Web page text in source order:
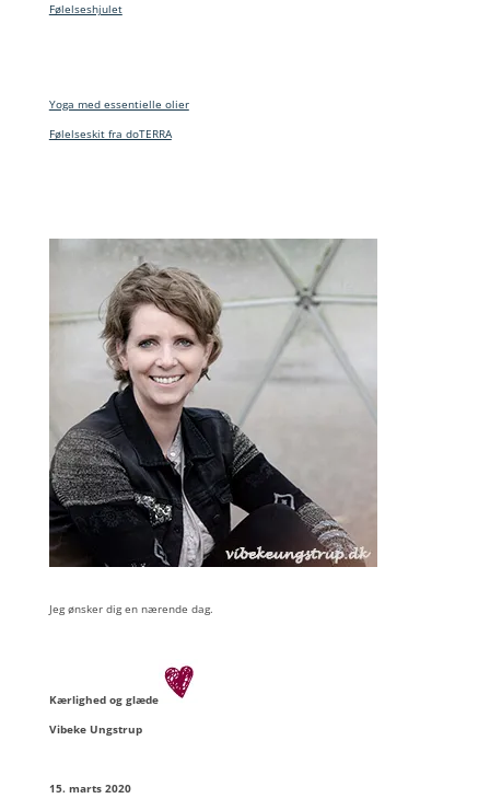
Følelseshjulet
Yoga med essentielle olier
Følelseskit fra doTERRA
Jeg ønsker dig en nærende dag.
Kærlighed og glæde
Vibeke Ungstrup
15. marts 2020